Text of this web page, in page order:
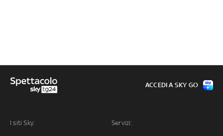
I siti Sky: Servizi:
ACCEDI A SKY GO